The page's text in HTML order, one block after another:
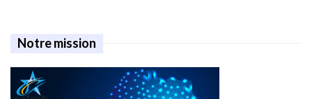
Notre mission